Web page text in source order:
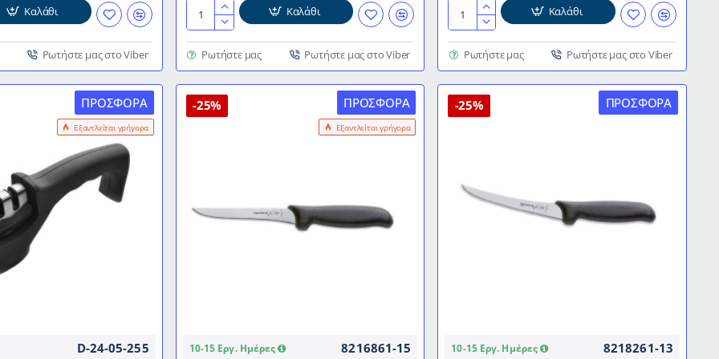
Καλάθι
Ρωτήστε μας στο Viber
Ακονιστήρι
μαχαίρια
ασημί
με
μαύρες
λεπτομέρειες
Καλάθι
Ρωτήστε μας Ρωτήστε μας στο Viber
Ανταλλακτική
για
πριόνι
κρεοπωλείου
INOX
45cm
Καλάθι
Ρωτήστε μας Ρωτήστε μας στο Viber
ΠΡΟΣΦΟΡΆ
Εξαντλείται γρήγορα
D-24-05-255
ΠΡΟΣΦΟΡΆ
Εξαντλείται γρήγορα
-25%
10-15 Εργ. Ημέρες 8216861-15
ΠΡΟΣΦΟΡΆ
-25%
10-15 Εργ. Ημέρες 8218261-13